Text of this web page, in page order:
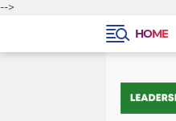
-->
HOME